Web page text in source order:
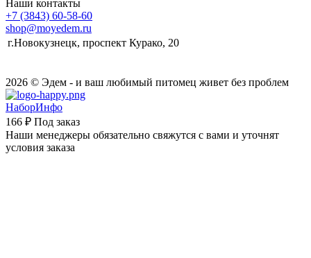
Наши контакты
+7 (3843) 60-58-60
shop@moyedem.ru
г.Новокузнецк, проспект Курако, 20
2026 © Эдем - и ваш любимый питомец живет без проблем
НаборИнфо
166 ₽ Под заказ
Наши менеджеры обязательно свяжутся с вами и уточнят
условия заказа